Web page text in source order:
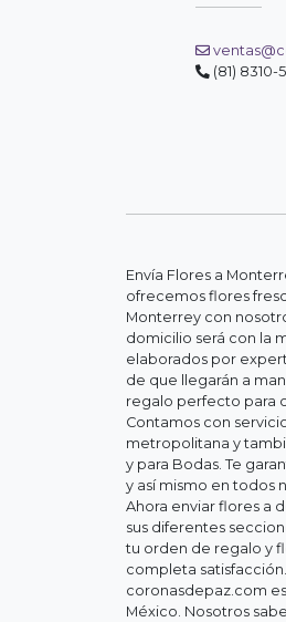
(81) 8310-
Envía Flores a
ofrecemos flores
Monterrey con
domicilio será con la
elaborados por
de que llegarán a
regalo perfecto para
Contamos con
metropolitana y
y para Bodas. Te
y así mismo en todos
Ahora enviar flores a
sus diferentes
tu orden de regalo y
completa satisfacción.
coronasdepaz.com
México. Nosotros